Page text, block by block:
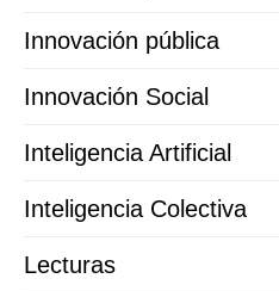
Innovación pública
Innovación Social
Inteligencia Artificial
Inteligencia Colectiva
Lecturas